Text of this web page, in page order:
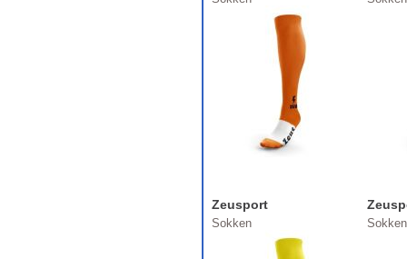
Zeusport
Sokken Sokken